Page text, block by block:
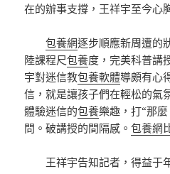
在的辦事支撐，王祥宇至今心
包養網逐步順應新周遭的
陸課程尺包養度，完美科普講
宇對迷信教包養軟體導頗有心
信，就是讓孩子們在輕松的氣
體驗迷信的包養樂趣，打“那
問。破講授的間隔感。包養網
王祥宇告知記者，得益于